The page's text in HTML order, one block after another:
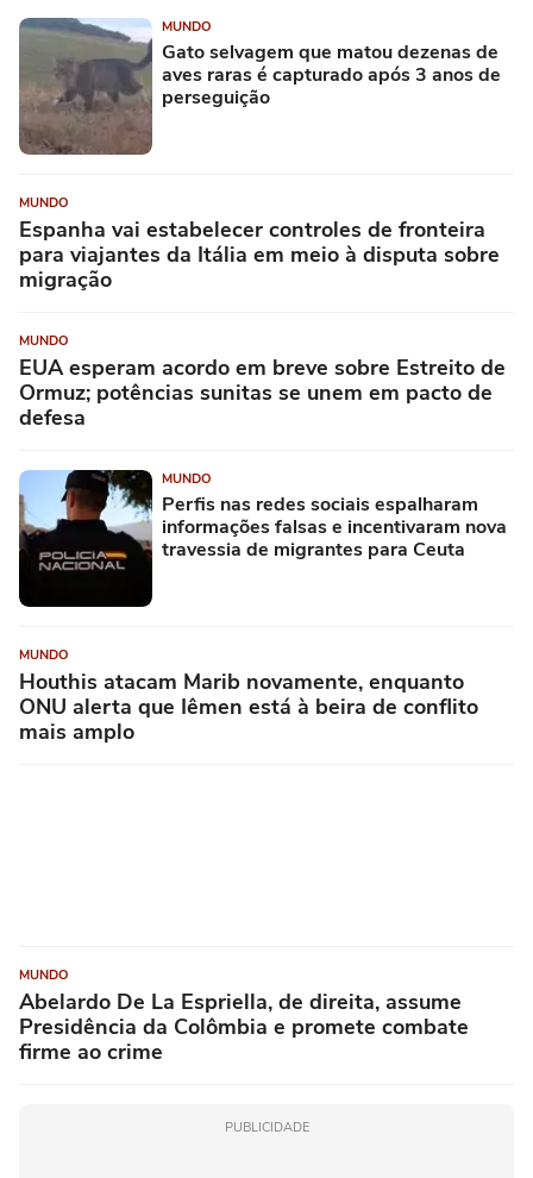
MUNDO
Gato selvagem que matou dezenas de
aves raras é capturado após 3 anos de
perseguição
MUNDO
Espanha vai estabelecer controles de fronteira
para viajantes da Itália em meio à disputa sobre
migração
MUNDO
EUA esperam acordo em breve sobre Estreito de
Ormuz; potências sunitas se unem em pacto de
defesa
MUNDO
Perfis nas redes sociais espalharam
informações falsas e incentivaram nova
travessia de migrantes para Ceuta
MUNDO
Houthis atacam Marib novamente, enquanto
ONU alerta que Iêmen está à beira de conflito
mais amplo
MUNDO
Abelardo De La Espriella, de direita, assume
Presidência da Colômbia e promete combate
firme ao crime
PUBLICIDADE